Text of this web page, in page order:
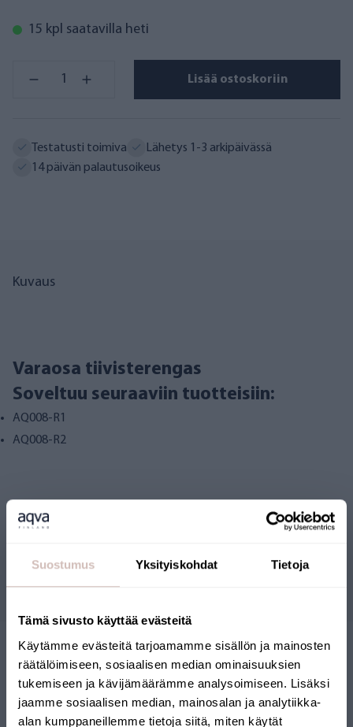
Suostumus Yksityiskohdat Tietoja
Tämä sivusto käyttää evästeitä
Käytämme evästeitä tarjoamamme sisällön ja mainosten
räätälöimiseen, sosiaalisen median ominaisuuksien
tukemiseen ja kävijämäärämme analysoimiseen. Lisäksi
jaamme sosiaalisen median, mainosalan ja analytiikka-
alan kumppaneillemme tietoja siitä, miten käytät
15 kpl saatavilla heti
Lisää ostoskoriin
Testatusti toimiva
Lähetys 1-3 arkipäivässä
14 päivän palautusoikeus
Kuvaus
Varaosa tiivisterengas
Soveltuu seuraaviin tuotteisiin:
AQ008-R1
AQ008-R2
Arvostelut